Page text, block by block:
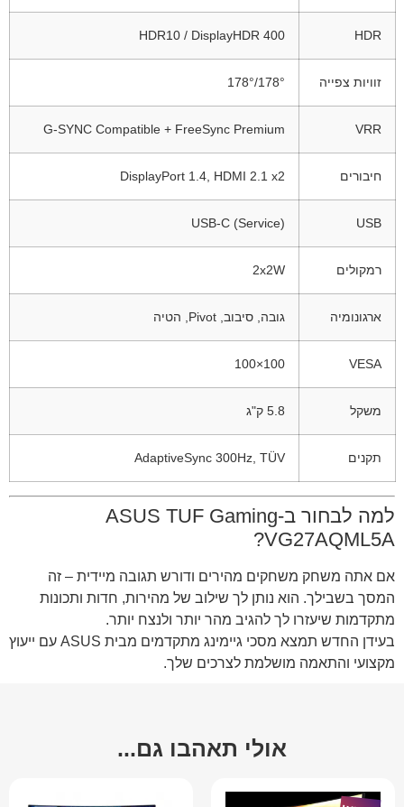
HDR
HDR10 / DisplayHDR 400
זוויות צפייה 178°/178°
VRR
G-SYNC Compatible + FreeSync Premium
חיבורים DisplayPort 1.4, HDMI 2.1 x2
USB
USB-C (Service)
רמקולים 2x2W
ארגונומיה גובה, סיבוב, Pivot, הטיה
VESA
100×100
משקל 5.8 ק"ג
תקנים AdaptiveSync 300Hz, TÜV
למה לבחור ב-ASUS TUF Gaming
VG27AQML5A?
אם אתה משחק משחקים מהירים ודורש תגובה מיידית – זה
המסך בשבילך. הוא נותן לך שילוב של מהירות, חדות ותכונות
מתקדמות שיעזרו לך להגיב מהר יותר ולנצח יותר.
בעידן החדש תמצא מסכי גיימינג מתקדמים מבית ASUS עם ייעוץ
מקצועי והתאמה מושלמת לצרכים שלך.
אולי תאהבו גם...